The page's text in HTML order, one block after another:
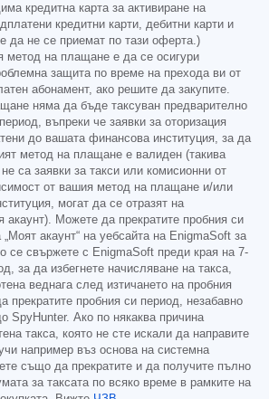
кредитна карта за активиране на
кредитни карти, дебитни карти и
да не се приемат по тази оферта.)
метод на плащане е да се осигури
защита по време на прехода ви от
абонамент, ако решите да закупите.
няма да бъде таксуван предварително
въпреки че заявки за оторизация
до вашата финансова институция, за да
метод на плащане е валиден (такива
са заявки за такси или комисионни от
от вашия метод на плащане и/или
могат да се отразят на
акаунт). Можете да прекратите пробния си
„Моят акаунт“ на уебсайта на EnigmaSoft за
се свържете с EnigmaSoft преди края на 7-
за да избегнете начисляване на такса,
веднага след изтичането на пробния
прекратите пробния си период, незабавно
SpyHunter. Ако по някаква причина
такса, която не сте искали да направите
например въз основа на системна
също да прекратите и да получите пълно
за таксата по всяко време в рамките на